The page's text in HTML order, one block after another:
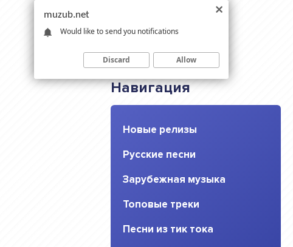
Навигация
Новые релизы
Русские песни
Зарубежная музыка
Топовые треки
Песни из тик тока
muzub.net
Would like to send you notifications
Discard Allow